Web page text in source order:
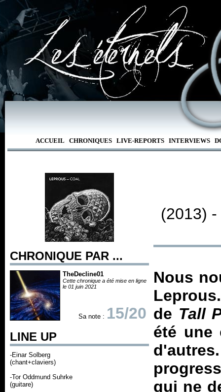
ACCUEIL CHRONIQUES LIVE-REPORTS INTERVIEWS
CHRONIQUE PAR ...
TheDecline01
Cette chronique a été mise en ligne
le 01 juin 2021
Sa note : 15/20
LINE UP
-Einar Solberg
(chant+claviers)
-Tor Oddmund Suhrke
(guitare)
(2013)
Nous
de Tall
été une
qui ne